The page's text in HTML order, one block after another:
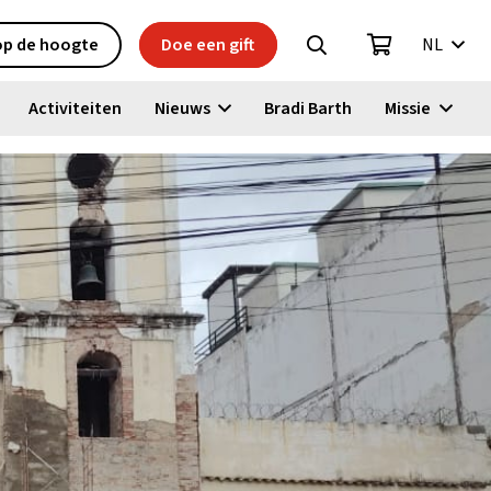
de hoogte Doe een gift NL
Activiteiten Nieuws Bradi Barth Missie